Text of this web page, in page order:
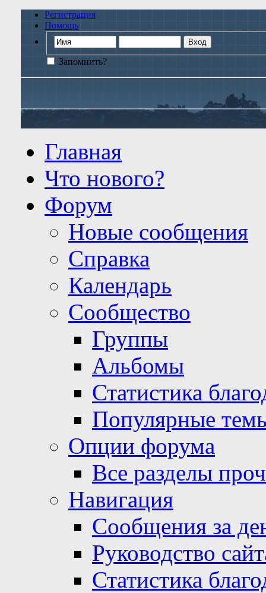
Регистрация
Помощь
Запомнить?
Главная
Что нового?
Форум
Новые сообщения
Справка
Календарь
Сообщество
Группы
Альбомы
Статистика
Популярные
Опции форума
Все разделы
Навигация
Сообщения за
Руководство
Статистика